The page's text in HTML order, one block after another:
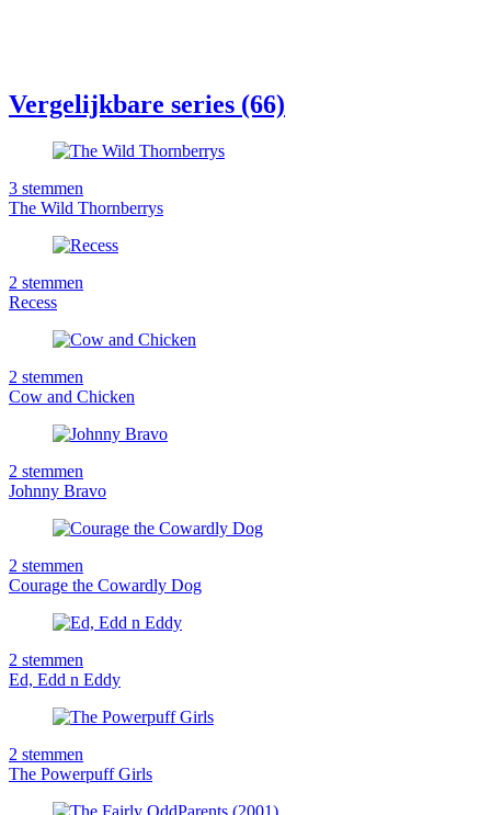
Vergelijkbare series (66)
3 stemmen
The Wild Thornberrys
2 stemmen
Recess
2 stemmen
Cow and Chicken
2 stemmen
Johnny Bravo
2 stemmen
Courage the Cowardly Dog
2 stemmen
Ed, Edd n Eddy
2 stemmen
The Powerpuff Girls